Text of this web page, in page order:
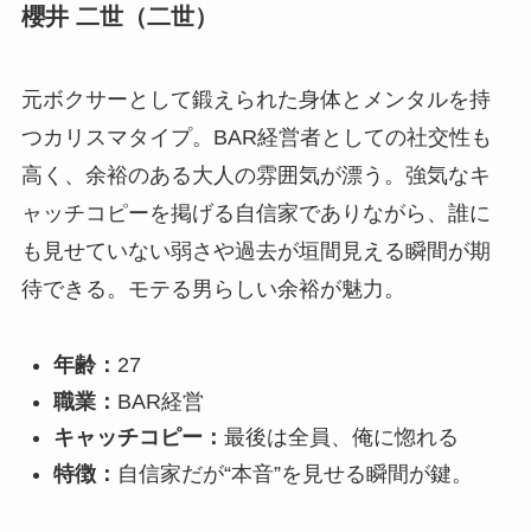
櫻井 二世（二世）
元ボクサーとして鍛えられた身体とメンタルを持
つカリスマタイプ。BAR経営者としての社交性も
高く、余裕のある大人の雰囲気が漂う。強気なキ
ャッチコピーを掲げる自信家でありながら、誰に
も見せていない弱さや過去が垣間見える瞬間が期
待できる。モテる男らしい余裕が魅力。
年齢： 27
職業： BAR経営
キャッチコピー： 最後は全員、俺に惚れる
特徴： 自信家だが“本音”を見せる瞬間が鍵。